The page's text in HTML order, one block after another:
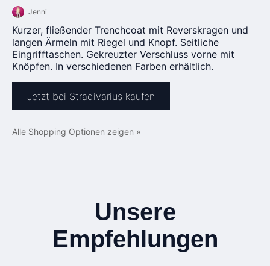
Jenni
Kurzer, fließender Trenchcoat mit Reverskragen und
langen Ärmeln mit Riegel und Knopf. Seitliche
Eingrifftaschen. Gekreuzter Verschluss vorne mit
Knöpfen. In verschiedenen Farben erhältlich.
Jetzt bei Stradivarius kaufen
Alle Shopping Optionen zeigen »
Unsere
Empfehlungen